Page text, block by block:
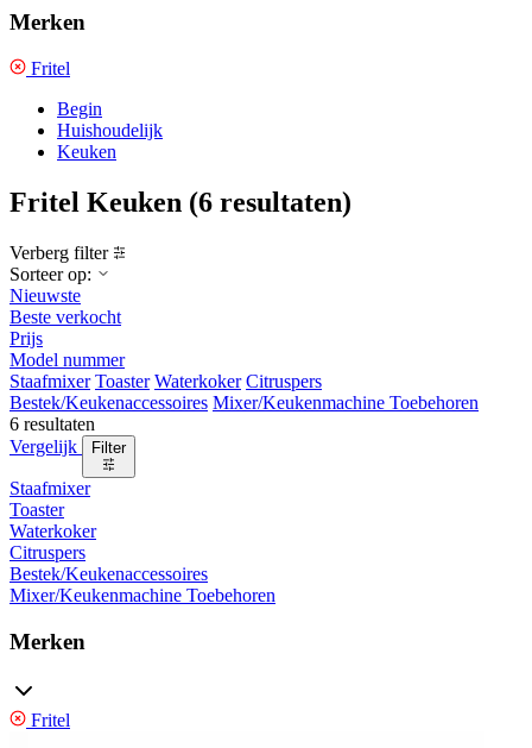
Merken
Fritel
Begin
Huishoudelijk
Keuken
Fritel Keuken (6 resultaten)
Verberg filter
Sorteer op:
Nieuwste
Beste verkocht
Prijs
Model nummer
Staafmixer Toaster Waterkoker Citruspers
Bestek/Keukenaccessoires Mixer/Keukenmachine Toebehoren
6 resultaten
Vergelijk
Filter
Staafmixer
Toaster
Waterkoker
Citruspers
Bestek/Keukenaccessoires
Mixer/Keukenmachine Toebehoren
Merken
Fritel